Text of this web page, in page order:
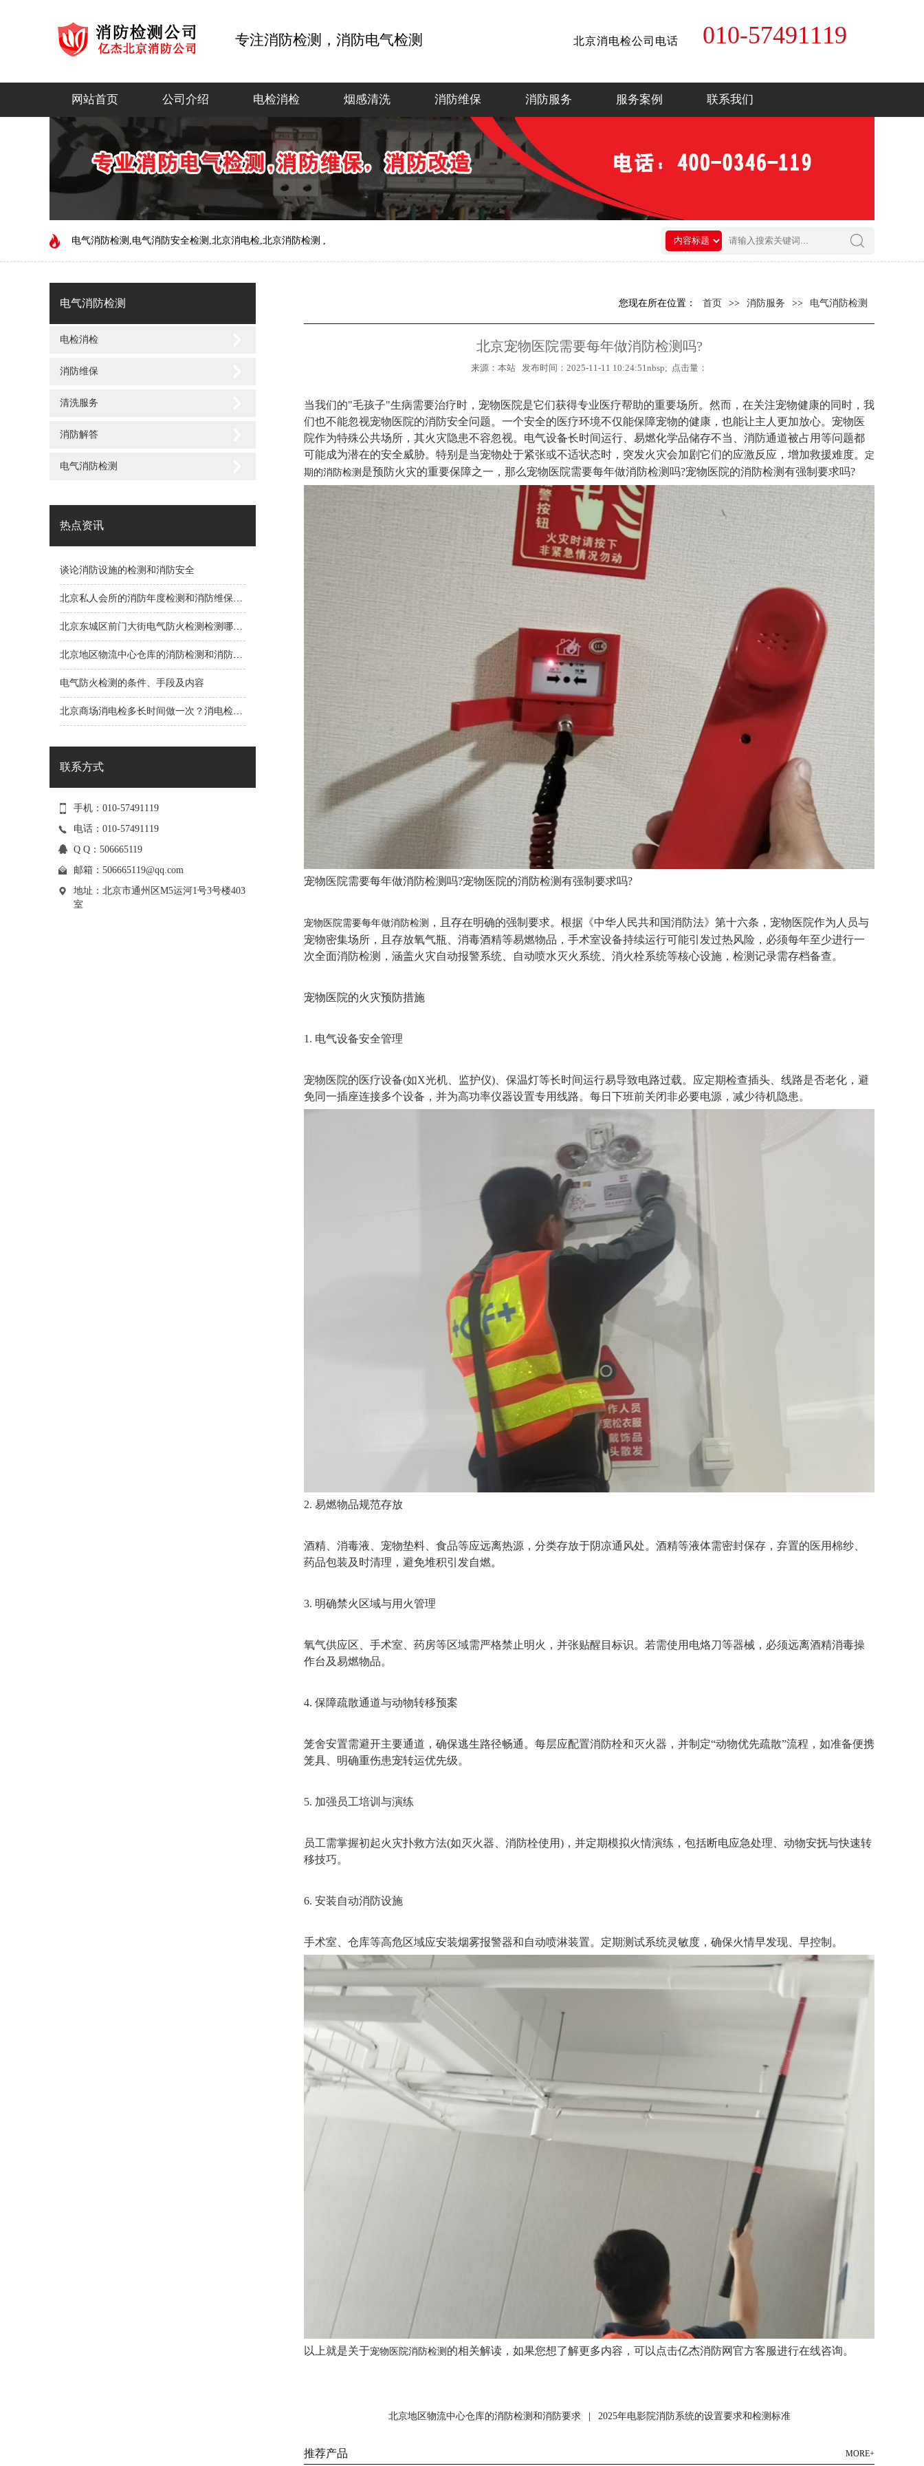
专注消防检测，消防电气检测 北京消电检公司电话 010-57491119
网站首页 公司介绍 电检消检 烟感清洗 消防维保 消防服务 服务案例 联系我们
电气消防检测,电气消防安全检测,北京消电检,北京消防检测 ,
电气消防检测
电检消检
消防维保
清洗服务
消防解答
电气消防检测
热点资讯
谈论消防设施的检测和消防安全
北京私人会所的消防年度检测和消防维保要求
北京东城区前门大街电气防火检测检测哪些？
北京地区物流中心仓库的消防检测和消防要求
电气防火检测的条件、手段及内容
北京商场消电检多长时间做一次？消电检报告的有效期
联系方式
手机：010-57491119
电话：010-57491119
Q Q：506665119
邮箱： 506665119@qq.com
地址：北京市通州区M5运河1号3号楼403
室
您现在所在位置： 首页 >> 消防服务 >> 电气消防检测
北京宠物医院需要每年做消防检测吗?
来源：本站 发布时间：2025-11-11 10:24:51nbsp; 点击量：
当我们的"毛孩子"生病需要治疗时，宠物医院是它们获得专业医疗帮助的重要场所。然而，在关注宠物健康的同时，我
们也不能忽视宠物医院的消防安全问题。一个安全的医疗环境不仅能保障宠物的健康，也能让主人更加放心。宠物医
院作为特殊公共场所，其火灾隐患不容忽视。电气设备长时间运行、易燃化学品储存不当、消防通道被占用等问题都
可能成为潜在的安全威胁。特别是当宠物处于紧张或不适状态时，突发火灾会加剧它们的应激反应，增加救援难度。
定
期的消防检测 是预防火灾的重要保障之一，那么宠物医院需要每年做消防检测吗?宠物医院的消防检测有强制要求吗?
宠物医院需要每年做消防检测吗?宠物医院的消防检测有强制要求吗?
宠物医院需要每年做消防检测
，且存在明确的强制要求‌。根据《中华人民共和国消防法》第十六条，宠物医院作为人员与
宠物密集场所，且存放氧气瓶、消毒酒精等易燃物品，手术室设备持续运行可能引发过热风险，必须每年至少进行一
次全面消防检测，涵盖火灾自动报警系统、自动喷水灭火系统、消火栓系统等核心设施，检测记录需存档备查。
宠物医院的火灾预防措施
1. 电气设备安全管理‌
宠物医院的医疗设备(如X光机、监护仪)、保温灯等长时间运行易导致电路过载。应定期检查插头、线路是否老化，避
免同一插座连接多个设备，并为高功率仪器设置专用线路。每日下班前关闭非必要电源，减少待机隐患。
2. 易燃物品规范存放‌
酒精、消毒液、宠物垫料、食品等应远离热源，分类存放于阴凉通风处。酒精等液体需密封保存，弃置的医用棉纱、
药品包装及时清理，避免堆积引发自燃。
3. 明确禁火区域与用火管理‌
氧气供应区、手术室、药房等区域需严格禁止明火，并张贴醒目标识。若需使用电烙刀等器械，必须远离酒精消毒操
作台及易燃物品。
4. 保障疏散通道与动物转移预案‌
笼舍安置需避开主要通道，确保逃生路径畅通。每层应配置消防栓和灭火器，并制定“动物优先疏散”流程，如准备便携
笼具、明确重伤患宠转运优先级。
5. 加强员工培训与演练‌
员工需掌握初起火灾扑救方法(如灭火器、消防栓使用)，并定期模拟火情演练，包括断电应急处理、动物安抚与快速转
移技巧。
6. 安装自动消防设施‌
手术室、仓库等高危区域应安装烟雾报警器和自动喷淋装置。定期测试系统灵敏度，确保火情早发现、早控制。
以上就是关于宠物医院消防检测 的相关解读，如果您想了解更多内容，可以点击亿杰消防网官方客服进行在线咨询。
北京地区物流中心仓库的消防检测和消防要求 2025年电影院消防系统的设置要求和检测标准
推荐产品 MORE+